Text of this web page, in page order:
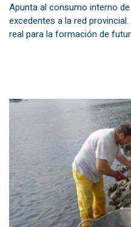
Apunta al consumo interno
excedentes a la red
real para la formación de